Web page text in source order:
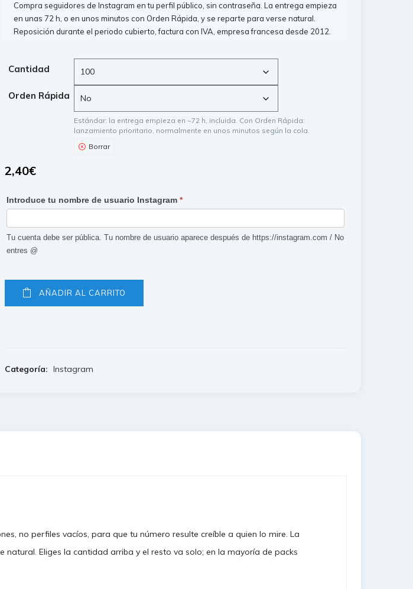
Compra seguidores de Instagram en tu perfil público, sin contraseña. La entrega empieza
en unas 72 h, o en unos minutos con Orden Rápida, y se reparte para verse natural.
Reposición durante el periodo cubierto, factura con IVA, empresa francesa desde 2012.
Cantidad
Orden Rápida
Estándar: la entrega empieza en ~72 h, incluida. Con Orden Rápida:
lanzamiento prioritario, normalmente en unos minutos según la cola.
Borrar
2,40€
Formulaire
followers
Instagram
Introduce tu nombre de usuario Instagram *
Tu cuenta debe ser pública. Tu nombre de usuario aparece después de https://instagram.com / No
entres @
AÑADIR AL CARRITO
Categoría: Instagram
no perfiles vacíos, para que tu número resulte creíble a quien lo mire. La
Eliges la cantidad arriba y el resto va solo; en la mayoría de packs